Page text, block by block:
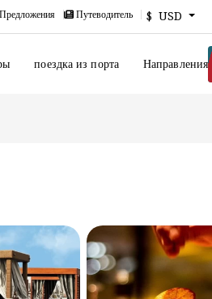
Предложения Путеводитель $ USD
поездка из порта Направления